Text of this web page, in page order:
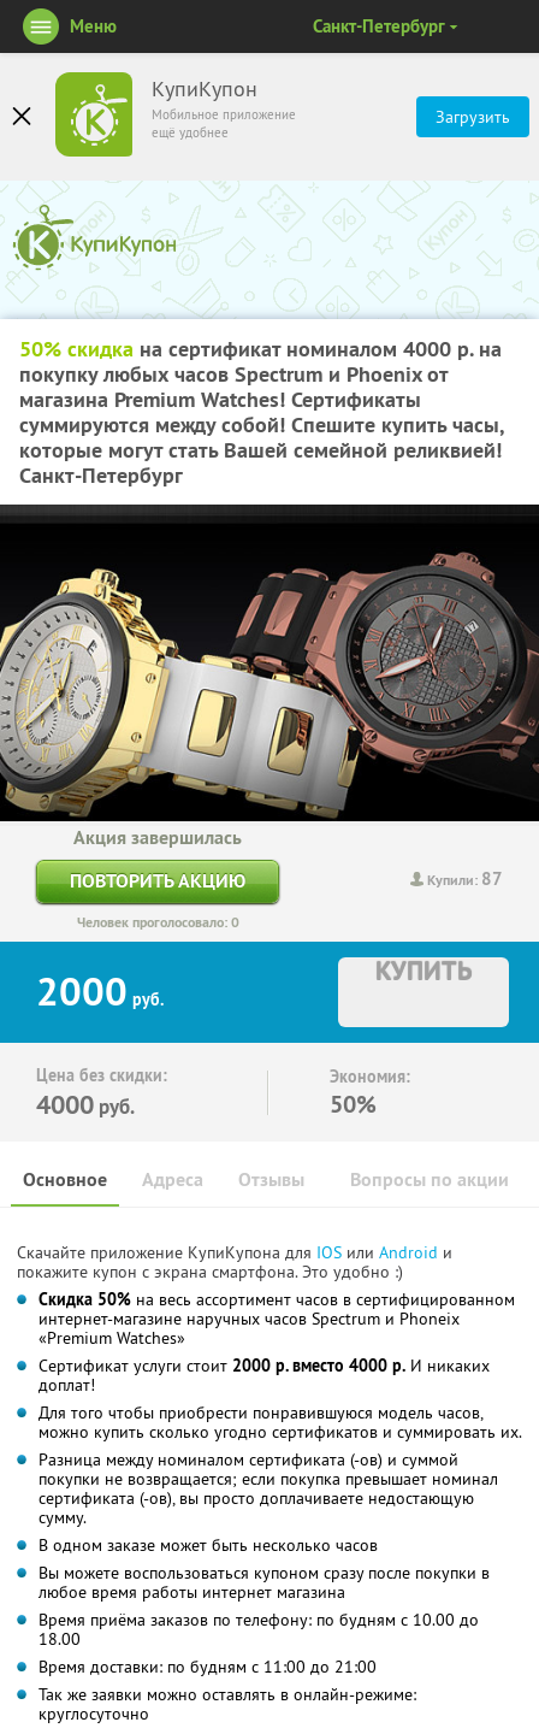
КупиКупон
Мобильное приложение
ещё удобнее
Загрузить
Меню Санкт-Петербург
50% скидка на сертификат номиналом 4000 р. на
покупку любых часов Spectrum и Phoenix от
магазина Premium Watches! Сертификаты
суммируются между собой! Спешите купить часы,
которые могут стать Вашей семейной реликвией!
Санкт-Петербург
Купили: 87
Акция завершилась
ПОВТОРИТЬ АКЦИЮ
Человек проголосовало: 0
2000 руб.
КУПИТЬ
Цена без скидки:
4000 руб.
Экономия:
50%
Основное Отзывы Вопросы по акции
Адреса
Скачайте приложение КупиКупона для IOS или Android и
покажите купон с экрана смартфона. Это удобно :)
Скидка 50% на весь ассортимент часов в сертифицированном
интернет-магазине наручных часов Spectrum и Phoneix
«Premium Watches»
Сертификат услуги стоит 2000 р. вместо 4000 р. И никаких
доплат!
Для того чтобы приобрести понравившуюся модель часов,
можно купить сколько угодно сертификатов и суммировать их.
Разница между номиналом сертификата (-ов) и суммой
покупки не возвращается; если покупка превышает номинал
сертификата (-ов), вы просто доплачиваете недостающую
сумму.
В одном заказе может быть несколько часов
Вы можете воспользоваться купоном сразу после покупки в
любое время работы интернет магазина
Время приёма заказов по телефону: по будням с 10.00 до
18.00
Время доставки: по будням с 11:00 до 21:00
Так же заявки можно оставлять в онлайн-режиме:
круглосуточно